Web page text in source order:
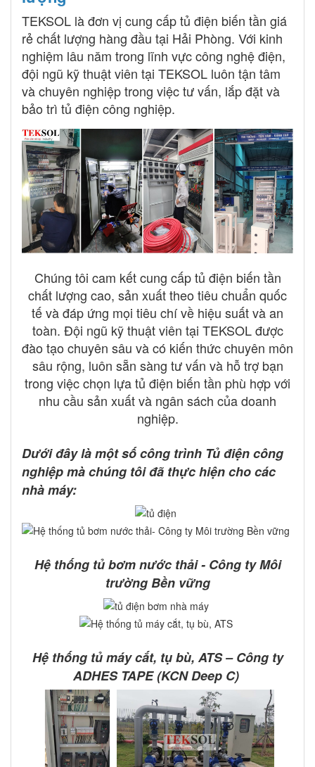
TEKSOL là đơn vị cung cấp tủ điện biến tần giá
rẻ chất lượng hàng đầu tại Hải Phòng. Với kinh
nghiệm lâu năm trong lĩnh vực công nghệ điện,
đội ngũ kỹ thuật viên tại TEKSOL luôn tận tâm
và chuyên nghiệp trong việc tư vấn, lắp đặt và
bảo trì tủ điện công nghiệp.
Chúng tôi cam kết cung cấp tủ điện biến tần
chất lượng cao, sản xuất theo tiêu chuẩn quốc
tế và đáp ứng mọi tiêu chí về hiệu suất và an
toàn. Đội ngũ kỹ thuật viên tại TEKSOL được
đào tạo chuyên sâu và có kiến thức chuyên môn
sâu rộng, luôn sẵn sàng tư vấn và hỗ trợ bạn
trong việc chọn lựa tủ điện biến tần phù hợp với
nhu cầu sản xuất và ngân sách của doanh
nghiệp.
Dưới đây là một số công trình Tủ điện công
nghiệp mà chúng tôi đã thực hiện cho các
nhà máy:
Hệ thống tủ bơm nước thải - Công ty Môi
trường Bền vững
Hệ thống tủ máy cắt, tụ bù, ATS – Công ty
ADHES TAPE (KCN Deep C)